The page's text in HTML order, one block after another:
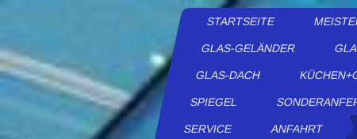
STARTSEITE
GLAS-GELÄNDER
GLAS-DACH
SPIEGEL
SERVICE ANFAHRT